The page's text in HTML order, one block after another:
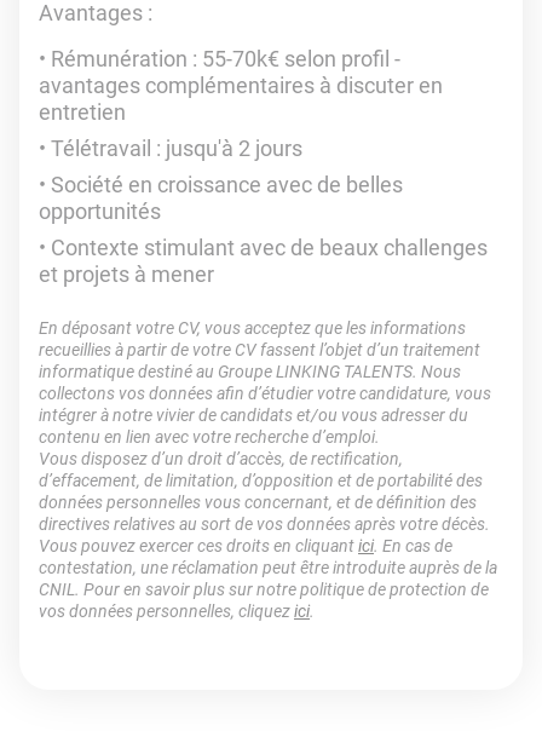
Avantages :
Rémunération : 55-70k€ selon profil -
avantages complémentaires à discuter en
entretien
Télétravail : jusqu'à 2 jours
Société en croissance avec de belles
opportunités
Contexte stimulant avec de beaux challenges
et projets à mener
En déposant votre CV, vous acceptez que les informations
recueillies à partir de votre CV fassent l’objet d’un traitement
informatique destiné au Groupe LINKING TALENTS. Nous
collectons vos données afin d’étudier votre candidature, vous
intégrer à notre vivier de candidats et/ou vous adresser du
contenu en lien avec votre recherche d’emploi.
Vous disposez d’un droit d’accès, de rectification,
d’effacement, de limitation, d’opposition et de portabilité des
données personnelles vous concernant, et de définition des
directives relatives au sort de vos données après votre décès.
Vous pouvez exercer ces droits en cliquantici. En cas de
contestation, une réclamation peut être introduite auprès de la
CNIL. Pour en savoir plus sur notre politique de protection de
vos données personnelles, cliquezici.